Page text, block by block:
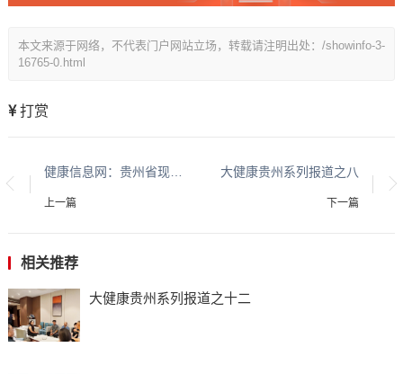
本文来源于网络，不代表门户网站立场，转载请注明出处：/showinfo-3-
16765-0.html
打赏
健康信息网：贵州省现代城乡经济发展研究院系列报道之一
上一篇
大健康贵州系列报道之八
下一篇
相关推荐
大健康贵州系列报道之十二